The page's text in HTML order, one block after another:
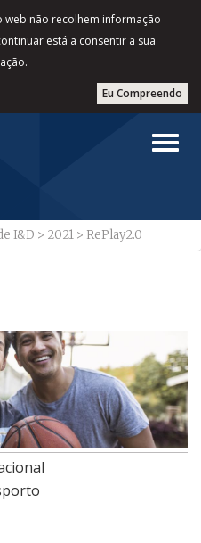
web não recolhem informação
está a consentir a sua
Eu Compreendo
I&D > 2021 > RePlay2.0